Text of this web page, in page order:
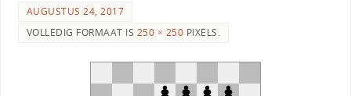
AUGUSTUS 24, 2017
VOLLEDIG FORMAAT IS 250 × 250 PIXELS.